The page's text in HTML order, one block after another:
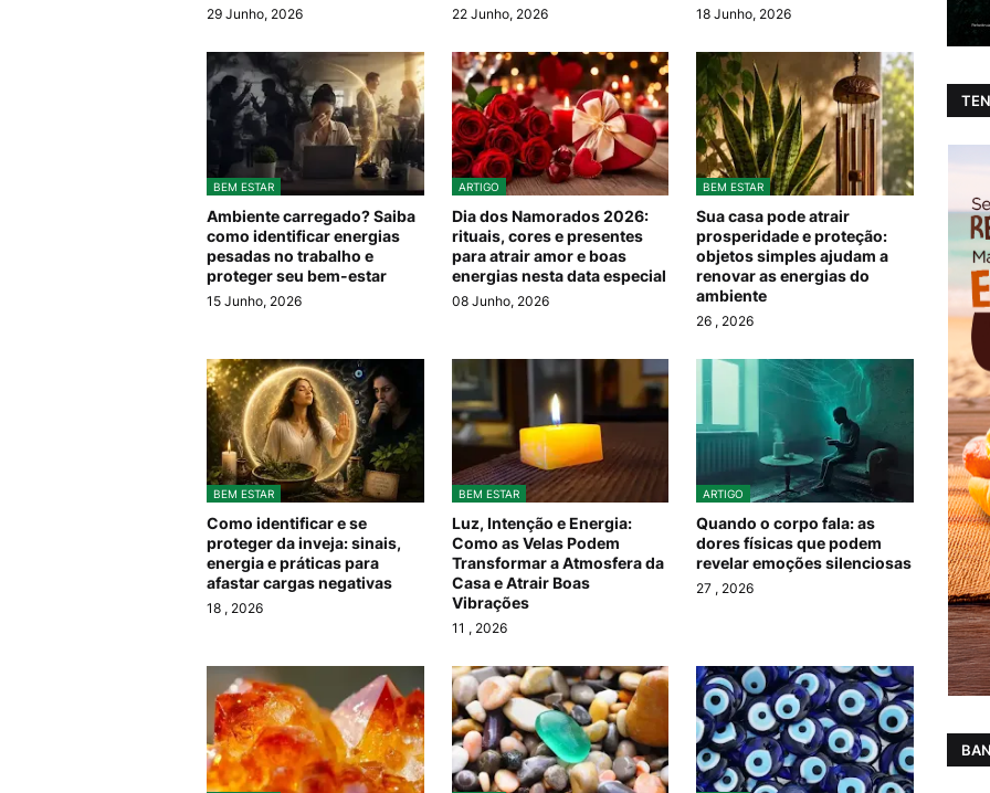
29 Junho, 2026 22 Junho, 2026 18 Junho, 2026
BEM ESTAR
Ambiente carregado? Saiba
como identificar energias
pesadas no trabalho e
proteger seu bem-estar
15 Junho, 2026
ARTIGO
Dia dos Namorados 2026:
rituais, cores e presentes
para atrair amor e boas
energias nesta data especial
08 Junho, 2026
BEM ESTAR
Sua casa pode atrair
prosperidade e proteção:
objetos simples ajudam a
renovar as energias do
ambiente
26 , 2026
BEM ESTAR
Como identificar e se
proteger da inveja: sinais,
energia e práticas para
afastar cargas negativas
18 , 2026
BEM ESTAR
Luz, Intenção e Energia:
Como as Velas Podem
Transformar a Atmosfera da
Casa e Atrair Boas
Vibrações
11 , 2026
ARTIGO
Quando o corpo fala: as
dores físicas que podem
revelar emoções silenciosas
27 , 2026